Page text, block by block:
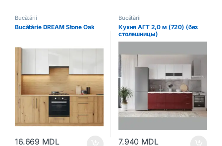
Bucătării
Bucătărie DREAM Stone Oak
16.669 MDL
Bucătării
Кухня АГТ 2,0 м (720) (без
столешницы)
7.940 MDL